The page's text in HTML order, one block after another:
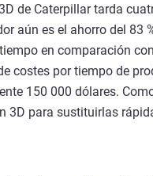
de Caterpillar tarda
aún es el ahorro del 83
en comparación
costes por tiempo de
150 000 dólares.
3D para sustituirlas